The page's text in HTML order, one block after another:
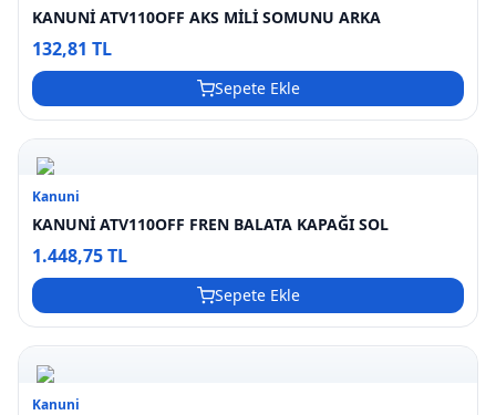
KANUNİ ATV110OFF AKS MİLİ SOMUNU ARKA
132,81 TL
Sepete Ekle
Kanuni
KANUNİ ATV110OFF FREN BALATA KAPAĞI SOL
1.448,75 TL
Sepete Ekle
Kanuni